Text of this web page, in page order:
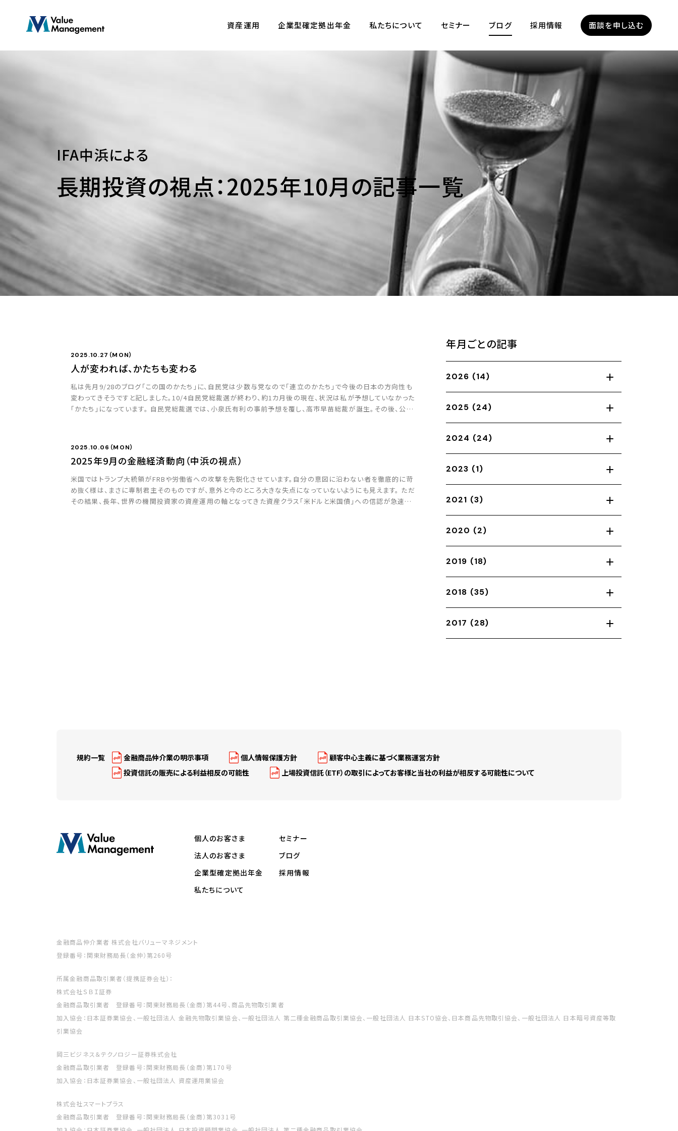
資産運用 企業型確定拠出年金 私たちについて セミナー ブログ 採用情報 面談を申し込む
IFA中浜による
長期投資の視点：2025年10月の記事一覧
2025.10.27（MON）
人が変われば、かたちも変わる
私は先月9/28のブログ「この国のかたち」に、自民党は少数与党なので「連立のかたち」で今後の日本の方向性も
変わってきそうですと記しました。10/4自民党総裁選が終わり、約1カ月後の現在、状況は私が予想していなかった
「かたち」になっています。 自民党総裁選では、小泉氏有利の事前予想を覆し、高市早苗総裁が誕生。その後、公明
2025.10.06（MON）
2025年9月の金融経済動向（中浜の視点）
米国ではトランプ大統領がFRBや労働省への攻撃を先鋭化させています。自分の意図に沿わない者を徹底的に苛
め抜く様は、まさに専制君主そのものですが、意外と今のところ大きな失点になっていないようにも見えます。 ただ
その結果、長年、世界の機関投資家の資産運用の軸となってきた資産クラス「米ドルと米国債」への信認が急速に
年月ごとの記事
2026 (14)
2025 (24)
2024 (24)
2023 (1)
2021 (3)
2020 (2)
2019 (18)
2018 (35)
2017 (28)
規約一覧 金融商品仲介業の明示事項 個人情報保護方針
顧客中心主義に基づく業務運営方針
投資信託の販売による利益相反の可能性
上場投資信託（ETF）の取引によってお客様と当社の利益が相反する可能性について
個人のお客さま
法人のお客さま
企業型確定拠出年金
私たちについて
セミナー
ブログ
採用情報
金融商品仲介業者 株式会社バリューマネジメント
登録番号：関東財務局長（金仲）第260号
所属金融商品取引業者（提携証券会社）：
株式会社ＳＢＩ証券
金融商品取引業者 登録番号：関東財務局長（金商）第44号、商品先物取引業者
加入協会：日本証券業協会、一般社団法人 金融先物取引業協会、一般社団法人 第二種金融商品取引業協会、一般社団法人 日本STO協会、日本商品先物取引協会、一般社団法人 日本暗号資産等取
引業協会
岡三ビジネス＆テクノロジー証券株式会社
金融商品取引業者 登録番号：関東財務局長（金商）第170号
加入協会：日本証券業協会、一般社団法人 資産運用業協会
株式会社スマートプラス
金融商品取引業者 登録番号：関東財務局長（金商）第3031号